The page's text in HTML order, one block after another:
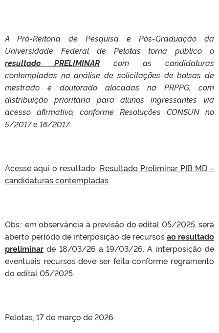
A Pró-Reitoria de Pesquisa e Pós-Graduação da
Universidade Federal de Pelotas torna público o
resultado PRELIMINAR com as candidaturas
contempladas na análise de solicitações de bolsas de
mestrado e doutorado alocadas na PRPPG, com
distribuição prioritária para alunos ingressantes via
acesso afirmativo, conforme Resoluções CONSUN no
5/2017 e 16/2017.
Acesse aqui o resultado: Resultado Preliminar PIB MD –
candidaturas contempladas
Obs.: em observância à previsão do edital 05/2025, será
aberto período de interposição de recursosao resultado
preliminar de 18/03/26 a 19/03/26. A interposição de
eventuais recursos deve ser feita conforme regramento
do edital 05/2025.
Pelotas, 17 de março de 2026.